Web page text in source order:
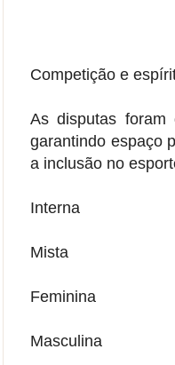
Competição e
As disputas foram
garantindo espaço
a inclusão no
Interna
Mista
Feminina
Masculina